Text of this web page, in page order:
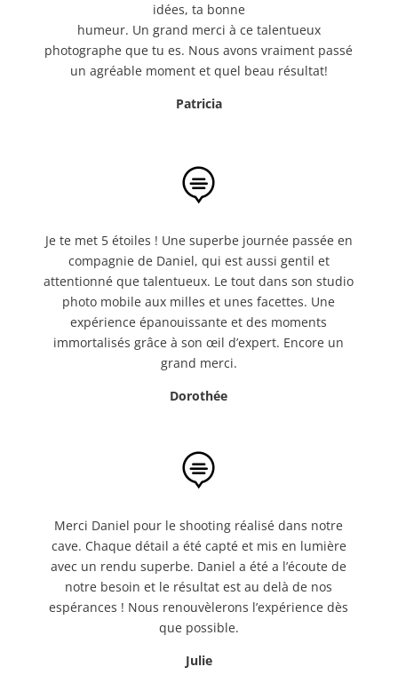
idées, ta bonne
humeur. Un grand merci à ce talentueux
photographe que tu es. Nous avons vraiment passé
un agréable moment et quel beau résultat!
Patricia

Je te met 5 étoiles ! Une superbe journée passée en
compagnie de Daniel, qui est aussi gentil et
attentionné que talentueux. Le tout dans son studio
photo mobile aux milles et unes facettes. Une
expérience épanouissante et des moments
immortalisés grâce à son œil d’expert. Encore un
grand merci.
Dorothée

Merci Daniel pour le shooting réalisé dans notre
cave. Chaque détail a été capté et mis en lumière
avec un rendu superbe. Daniel a été a l’écoute de
notre besoin et le résultat est au delà de nos
espérances ! Nous renouvèlerons l’expérience dès
que possible.
Julie